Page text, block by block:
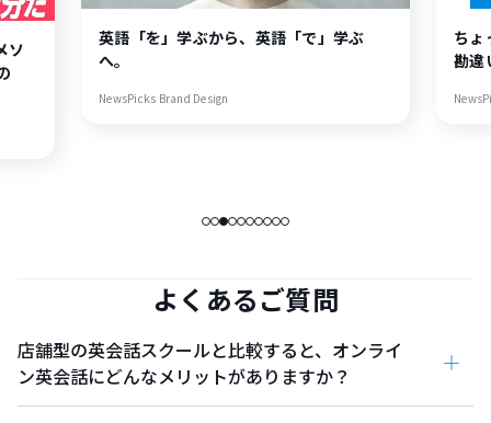
ソ
英語「を」学ぶから、英語「で」学ぶ
へ。
NewsPicks Brand Design
ちょ
勘違
よくあるご質問
店舗型の英会話スクールと比較すると、オンライ
ン英会話にどんなメリットがありますか？